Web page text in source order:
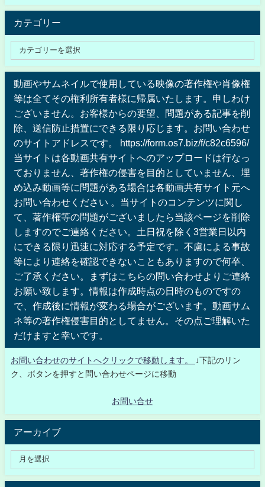
カテゴリー
動画やサムネイルで使用している映像の著作権や肖像権
等は全てその権利所有者様に帰属いたします。申しわけ
ございません。お客様からの要望、問題がある記事を削
除、送信防止措置にできる限り応じます。お問い合わせ
のサイトアドレスです。 https://form.os7.biz/f/c82c6596/
当サイトは各動画共有サイトへのアップロードは行なっ
ておりません、著作権の侵害を目的としていません、埋
め込み動画等に問題がある場合は各動画共有サイト元へ
お問い合わせください 。当サイトのコンテンツに関し
て、著作権等の問題がございましたら当該ページを削除
しますのでご連絡ください。土日祝を除く3営業日以内
にできる限り迅速に対応する予定です。不慮による事故
等により連絡を確認できないこともありますので何卒、
ご了承ください。まずはこちらの問い合わせよりご連絡
お願い致します。情報は作成時点の日時のものですの
で、作成後に情報が変わる場合がございます。動画サム
ネ等の著作権侵害目的としてません。その点ご理解いた
だけますと幸いです。
お問い合わせのサイトへクリックで移動します。
↓下記のリン
ク、ボタンを押すと問い合わせページに移動
お問い合せ
アーカイブ